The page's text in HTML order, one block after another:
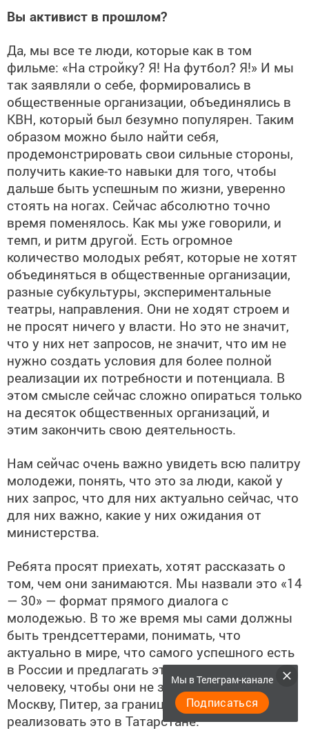
Вы активист в прошлом?
Да, мы все те люди, которые как в том
фильме: «На стройку? Я! На футбол? Я!» И мы
так заявляли о себе, формировались в
общественные организации, объединялись в
КВН, который был безумно популярен. Таким
образом можно было найти себя,
продемонстрировать свои сильные стороны,
получить какие-то навыки для того, чтобы
дальше быть успешным по жизни, уверенно
стоять на ногах. Сейчас абсолютно точно
время поменялось. Как мы уже говорили, и
темп, и ритм другой. Есть огромное
количество молодых ребят, которые не хотят
объединяться в общественные организации,
разные субкультуры, экспериментальные
театры, направления. Они не ходят строем и
не просят ничего у власти. Но это не значит,
что у них нет запросов, не значит, что им не
нужно создать условия для более полной
реализации их потребности и потенциала. В
этом смысле сейчас сложно опираться только
на десяток общественных организаций, и
этим закончить свою деятельность.
Нам сейчас очень важно увидеть всю палитру
молодежи, понять, что это за люди, какой у
них запрос, что для них актуально сейчас, что
для них важно, какие у них ожидания от
министерства.
Ребята просят приехать, хотят рассказать о
том, чем они занимаются. Мы назвали это «14
— 30» — формат прямого диалога с
молодежью. В то же время мы сами должны
быть трендсеттерами, понимать, что
актуально в мире, что самого успешного есть
в России и предлагать это нашему молодому
человеку, чтобы они не захотели уезжать в
Москву, Питер, за границу, а могли
реализовать это в Татарстане.
Мы в Телеграм-канале
Подписаться